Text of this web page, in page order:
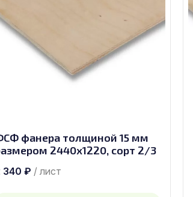
фанера толщиной 15 мм
2440х1220, сорт 2/3
340 ₽ / лист